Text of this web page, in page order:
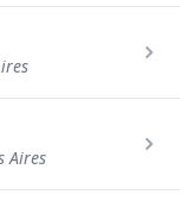
Aires